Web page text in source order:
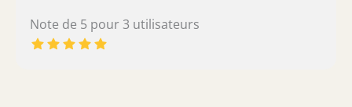
Note de 5 pour 3 utilisateurs